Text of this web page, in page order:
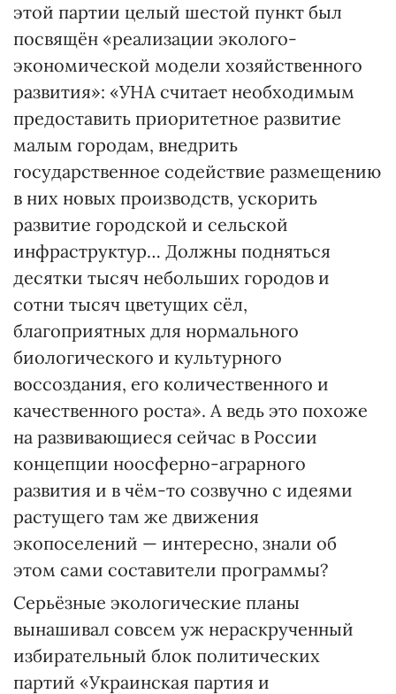
этой партии целый шестой пункт был
посвящён «реализации эколого-
экономической модели хозяйственного
развития»: «УНА считает необходимым
предоставить приоритетное развитие
малым городам, внедрить
государственное содействие размещению
в них новых производств, ускорить
развитие городской и сельской
инфраструктур… Должны подняться
десятки тысяч небольших городов и
сотни тысяч цветущих сёл,
благоприятных для нормального
биологического и культурного
воссоздания, его количественного и
качественного роста». А ведь это похоже
на развивающиеся сейчас в России
концепции ноосферно-аграрного
развития и в чём-то созвучно с идеями
растущего там же движения
экопоселений — интересно, знали об
этом сами составители программы?
Серьёзные экологические планы
вынашивал совсем уж нераскрученный
избирательный блок политических
партий «Украинская партия и